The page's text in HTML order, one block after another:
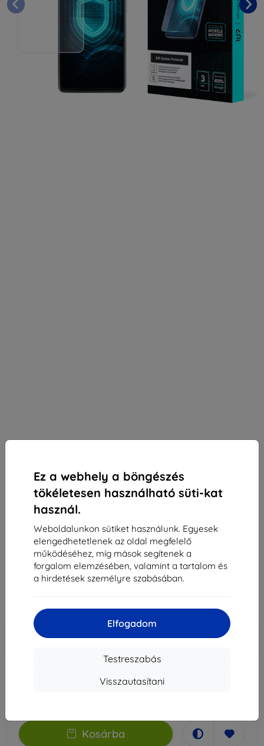
Ez a webhely a böngészés
tökéletesen használható süti-kat
használ.
Weboldalunkon sütiket használunk. Egyesek
elengedhetetlenek az oldal megfelelő
működéséhez, míg mások segítenek a
forgalom elemzésében, valamint a tartalom és
a hirdetések személyre szabásában.
Elfogadom
Testreszabás
Visszautasítani
Leírás és specifikáció
7 790 Ft
7 011 Ft
Ár ÁFA nelkül5 520 Ft
-10% Kosárba
Külső raktáron > 5 db
Kosárba